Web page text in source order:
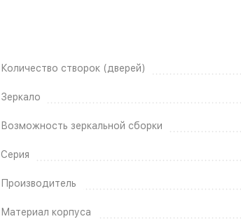
Количество створок (дверей)
Зеркало
Возможность зеркальной сборки
Серия
Производитель
Материал корпуса